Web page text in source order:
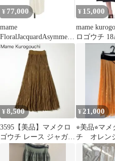
¥ 77,000
mame
FloralJacquardAsymmetr
yDrapeSkirt
¥ 15,000
mame
ロゴウチ
¥8,500
3595【美品】マメクロ
ゴウチ レース ジャガー
ド 花柄ロングスカート
¥ 21,000
⭐︎美品⭐︎マ
チ オレン
カート